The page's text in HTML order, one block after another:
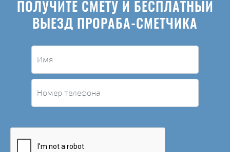
ПОЛУЧИТЕ СМЕТУ И БЕСПЛАТНЫЙ
ВЫЕЗД ПРОРАБА-СМЕТЧИКА